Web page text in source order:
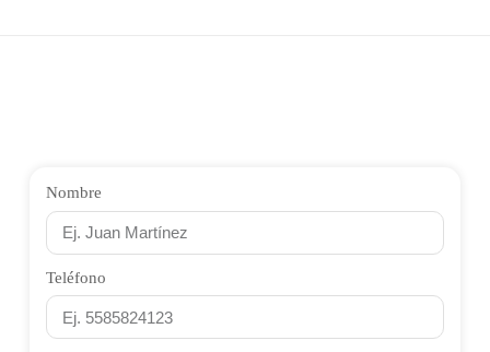
Nombre
Teléfono